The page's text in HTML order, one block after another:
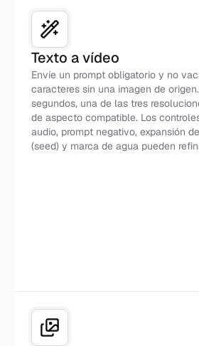
Texto a vídeo
Envíe un prompt obligatorio y no
caracteres sin una imagen de
segundos, una de las tres
de aspecto compatible. Los
audio, prompt negativo, expansión
(seed) y marca de agua pueden